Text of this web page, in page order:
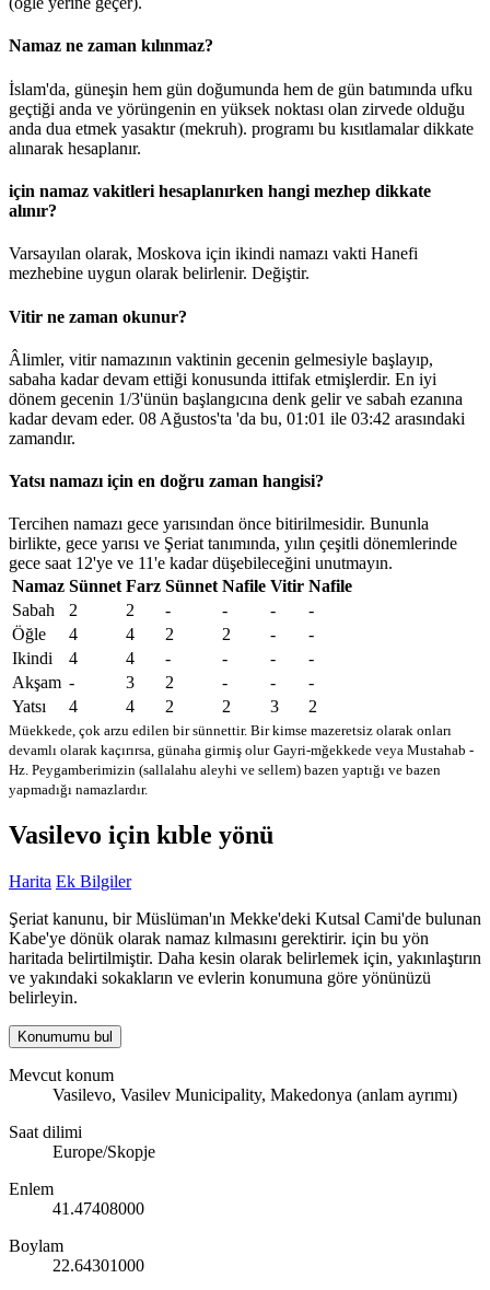
Namaz ne zaman kılınmaz?
İslam'da, güneşin hem gün doğumunda hem de gün batımında ufku
geçtiği anda ve yörüngenin en yüksek noktası olan zirvede olduğu
anda dua etmek yasaktır (mekruh). programı bu kısıtlamalar dikkate
alınarak hesaplanır.
için namaz vakitleri hesaplanırken hangi mezhep dikkate
alınır?
Varsayılan olarak, Moskova için ikindi namazı vakti Hanefi
mezhebine uygun olarak belirlenir. Değiştir.
Vitir ne zaman okunur?
Âlimler, vitir namazının vaktinin gecenin gelmesiyle başlayıp,
sabaha kadar devam ettiği konusunda ittifak etmişlerdir. En iyi
dönem gecenin 1/3'ünün başlangıcına denk gelir ve sabah ezanına
kadar devam eder. 08 Ağustos'ta 'da bu, 01:01 ile 03:42 arasındaki
zamandır.
Yatsı namazı için en doğru zaman hangisi?
Tercihen namazı gece yarısından önce bitirilmesidir. Bununla
birlikte, gece yarısı ve Şeriat tanımında, yılın çeşitli dönemlerinde
gece saat 12'ye ve 11'e kadar düşebileceğini unutmayın.
Namaz Sünnet Farz Sünnet Nafile Vitir Nafile
Sabah
2 2 - - -
-
Öğle
4 4 2 2 -
-
Ikindi
4 4 - - -
-
Akşam - 3 2 - -
-
Yatsı
4 4 2 2 3 2
Müekkede, çok arzu edilen bir sünnettir. Bir kimse mazeretsiz olarak onları
devamlı olarak kaçırırsa, günaha girmiş olur Gayri-mğekkede veya Mustahab -
Hz. Peygamberimizin (sallalahu aleyhi ve sellem) bazen yaptığı ve bazen
yapmadığı namazlardır.
Vasilevo için kıble yönü
Harita Ek Bilgiler
Şeriat kanunu, bir Müslüman'ın Mekke'deki Kutsal Cami'de bulunan
Kabe'ye dönük olarak namaz kılmasını gerektirir. için bu yön
haritada belirtilmiştir. Daha kesin olarak belirlemek için, yakınlaştırın
ve yakındaki sokakların ve evlerin konumuna göre yönünüzü
belirleyin.
Konumumu bul
Mevcut konum
Vasilevo, Vasilev Municipality, Makedonya (anlam ayrımı)
Saat dilimi
Europe/Skopje
Enlem
41.47408000
Boylam
22.64301000